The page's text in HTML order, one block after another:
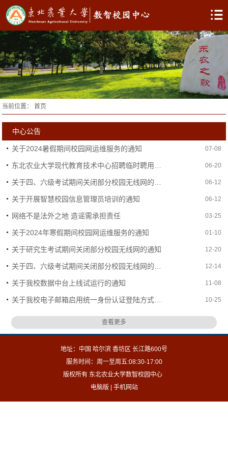
当前位置：首页
中心公告
关于2024暑假期间校园网运维服务的通知 07-08
东北农业大学现代教育技术中心招聘临时聘用制人员公告 06-20
关于四、六级考试期间关闭部分校园无线网的通知 06-12
关于开展智慧校园信息管理员培训的通知 06-12
网络不是法外之地 造谣需承担责任 03-25
关于2024年寒假期间校园网运维服务的通知 01-10
关于研究生考试期间关闭部分校园无线网的通知 12-20
关于四、六级考试期间关闭部分校园无线网的通知 12-14
关于我校数据中台上线试运行的通知 11-08
关于我校电子邮箱启用统一身份认证登陆方式的通知 10-25
查看更多
地址：中国 哈尔滨 香坊区 长江路600号
服务时间：周一至周五:08:30-17:00
版权所有 东北农业大学数智校园中心
电脑版
手机网站